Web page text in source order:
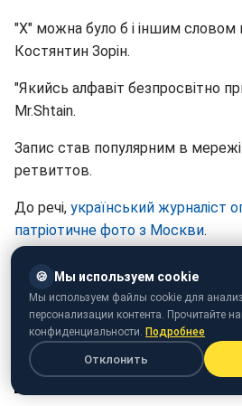
"Х" можна було б і іншим словом
Костянтин Зорін.
"Якийсь алфавіт безпросвітно
Mr.Shtain.
Запис став популярним в
ретвиттов.
До речі, український журналіст
патріотичне фото з Москви.
🍪 Мы используем cookie
Мы используем файлы cookie для
персонализации контента. Прочитайте
конфиденциальности. Подробнее
Отклонить